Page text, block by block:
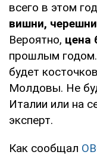
всего в этом
вишни,
Вероятно, цена
прошлым годом.
будет
Молдовы. Не
Италии или на
эксперт.
Как сообщал